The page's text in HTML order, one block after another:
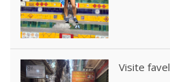
Visite